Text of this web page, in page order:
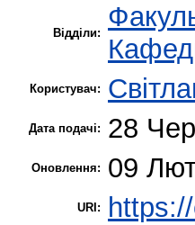
Відділи:
Користувач:
Дата подачі: 28
Оновлення: 09
URI: